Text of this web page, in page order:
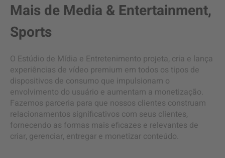
Mais de Media & Entertainment,
Sports
O Estúdio de Mídia e Entretenimento projeta, cria e lança
experiências de vídeo premium em todos os tipos de
dispositivos de consumo que impulsionam o
envolvimento do usuário e aumentam a monetização.
Fazemos parceria para que nossos clientes construam
relacionamentos significativos com seus clientes,
fornecendo as formas mais eficazes e relevantes de
criar, gerenciar, entregar e monetizar conteúdo.